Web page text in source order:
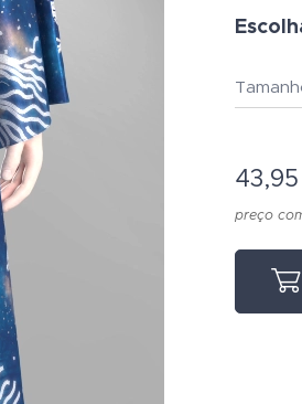
43,95
preço